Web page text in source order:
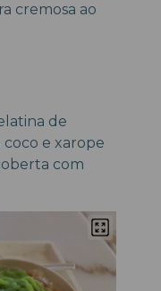
cremosa ao
de
e xarope
com